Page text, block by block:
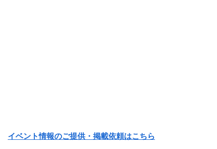
イベント情報のご提供・掲載依頼はこちら